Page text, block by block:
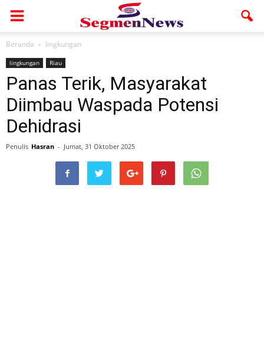
Beranda lingkungan
lingkungan Riau
Panas Terik, Masyarakat
Diimbau Waspada Potensi
Dehidrasi
Penulis Hasran - Jumat, 31 Oktober 2025